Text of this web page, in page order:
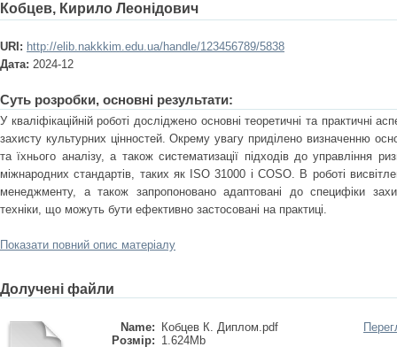
Кобцев, Кирило Леонідович
URI: http://elib.nakkkim.edu.ua/handle/123456789/5838
Дата: 2024-12
Суть розробки, основні результати:
У кваліфікаційній роботі досліджено основні теоретичні та практичні
захисту культурних цінностей. Окрему увагу приділено визначенню
та їхнього аналізу, а також систематизації підходів до управління
міжнародних стандартів, таких як ISO 31000 і COSO. В роботі
менеджменту, а також запропоновано адаптовані до специфіки
техніки, що можуть бути ефективно застосовані на практиці.
Показати повний опис матеріалу
Долучені файли
Name:
Кобцев К. Диплом.pdf
Розмір: 1.624Mb